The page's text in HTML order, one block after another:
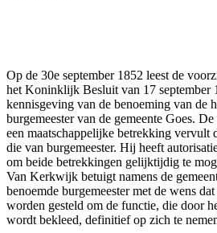
Op de 30e september 1852 leest de
het Koninklijk Besluit van 17 september
kennisgeving van de benoeming van de
burgemeester van de gemeente Goes.
een maatschappelijke betrekking vervult
die van burgemeester. Hij heeft
om beide betrekkingen gelijktijdig te
Van Kerkwijk betuigt namens de
benoemde burgemeester met de wens
worden gesteld om de functie, die door
wordt bekleed, definitief op zich te